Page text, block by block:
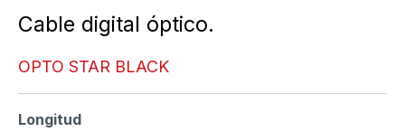
Cable digital óptico.
OPTO STAR BLACK
Seleccione
Longitud